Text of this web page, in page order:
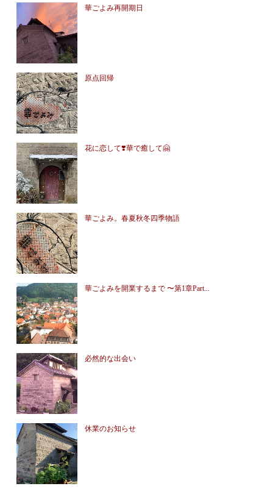
華ごよみ再開期日
原点回帰
花に恋して❣️華で癒して🤗
華ごよみ。春夏秋冬四季物語
華ごよみを開業するまで 〜第1章Part...
必然的な出会い
休業のお知らせ